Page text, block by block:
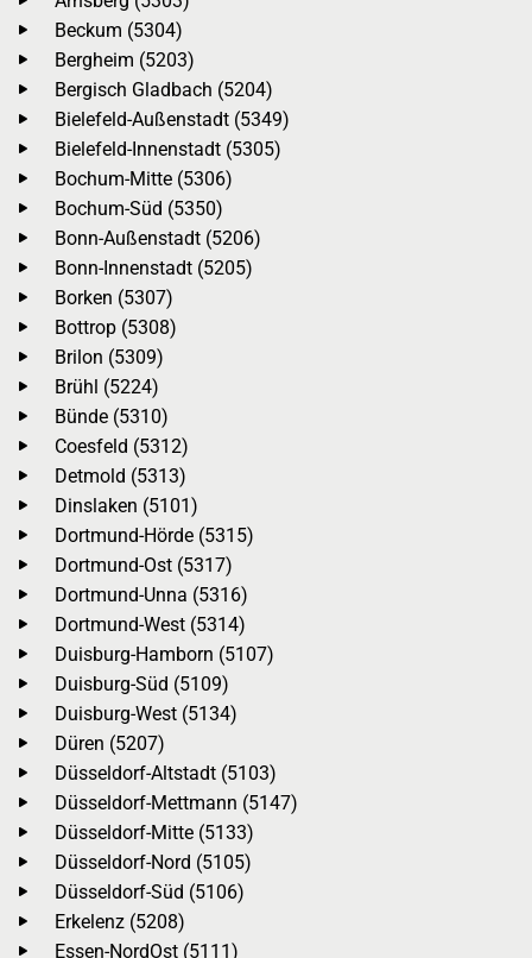
Beckum (5304)
Bergheim (5203)
Bergisch Gladbach (5204)
Bielefeld-Außenstadt (5349)
Bielefeld-Innenstadt (5305)
Bochum-Mitte (5306)
Bochum-Süd (5350)
Bonn-Außenstadt (5206)
Bonn-Innenstadt (5205)
Borken (5307)
Bottrop (5308)
Brilon (5309)
Brühl (5224)
Bünde (5310)
Coesfeld (5312)
Detmold (5313)
Dinslaken (5101)
Dortmund-Hörde (5315)
Dortmund-Ost (5317)
Dortmund-Unna (5316)
Dortmund-West (5314)
Duisburg-Hamborn (5107)
Duisburg-Süd (5109)
Duisburg-West (5134)
Düren (5207)
Düsseldorf-Altstadt (5103)
Düsseldorf-Mettmann (5147)
Düsseldorf-Mitte (5133)
Düsseldorf-Nord (5105)
Düsseldorf-Süd (5106)
Erkelenz (5208)
Essen-NordOst (5111)